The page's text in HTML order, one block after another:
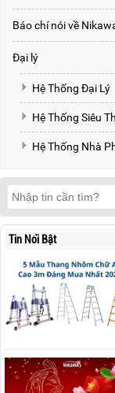
Báo chí nói về
Đại lý
Hệ Thống Đại Lý
Hệ Thống Siêu
Hệ Thống Nhà
Tin Nổi Bật